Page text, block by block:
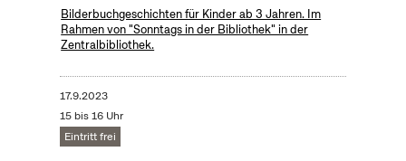
Bilderbuchgeschichten für Kinder ab 3 Jahren. Im
Rahmen von "Sonntags in der Bibliothek" in der
Zentralbibliothek.
17.9.2023
15 bis 16 Uhr
Eintritt frei